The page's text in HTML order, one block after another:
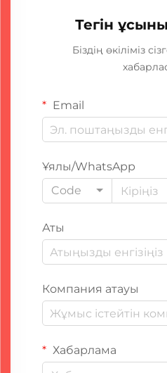
Тегін
Біздің өкіліміз
Email
Ұялы/WhatsApp
Code
Аты
Компания атауы
Хабарлама